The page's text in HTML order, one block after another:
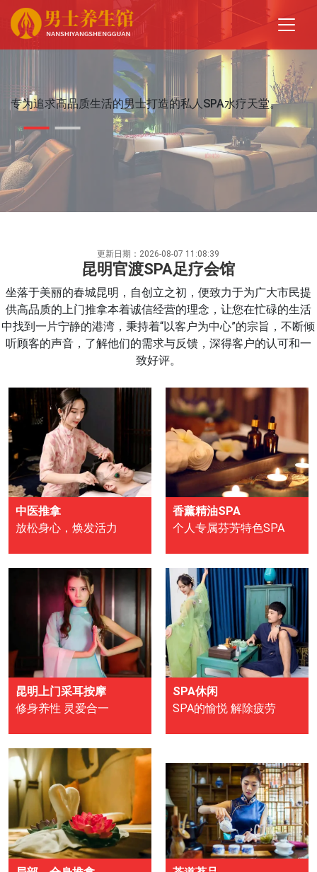
专为追求高品质生活的男士打造的私人SPA水疗天堂。
更新日期：2026-08-07 11:08:39
昆明官渡SPA足疗会馆
坐落于美丽的春城昆明，自创立之初，便致力于为广大市民提
供高品质的上门推拿本着诚信经营的理念，让您在忙碌的生活
中找到一片宁静的港湾，秉持着“以客户为中心”的宗旨，不断倾
听顾客的声音，了解他们的需求与反馈，深得客户的认可和一
致好评。
中医推拿
放松身心，焕发活力
香薰精油SPA
个人专属芬芳特色SPA
昆明上门采耳按摩
修身养性 灵爱合一
SPA休闲
SPA的愉悦 解除疲劳